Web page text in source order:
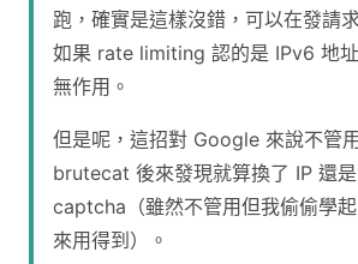
跑，確實是這樣沒錯，可以在發請
如果 rate limiting 認的是 IPv6 地
無作用。
但是呢，這招對 Google 來說不管
brutecat 後來發現就算換了 IP 還
captcha（雖然不管用但我偷偷學
來用得到）。